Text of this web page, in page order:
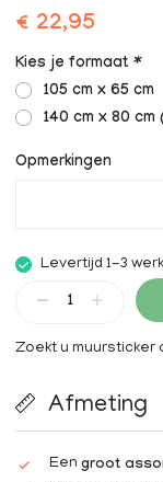
€ 22,95
Kies je formaat *
105 cm x 65 cm
140 cm x 80 cm
Opmerkingen
Levertijd 1-3
Zoekt u muursticker
Afmeting
Een groot